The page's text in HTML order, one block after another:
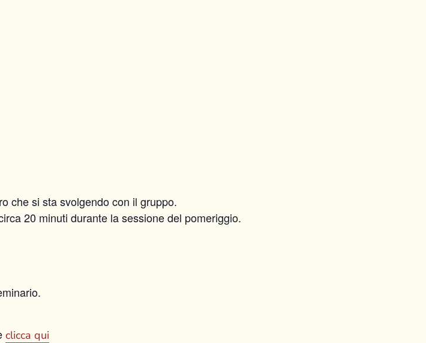
che si sta svolgendo con il gruppo.
20 minuti durante la sessione del pomeriggio.
clicca qui